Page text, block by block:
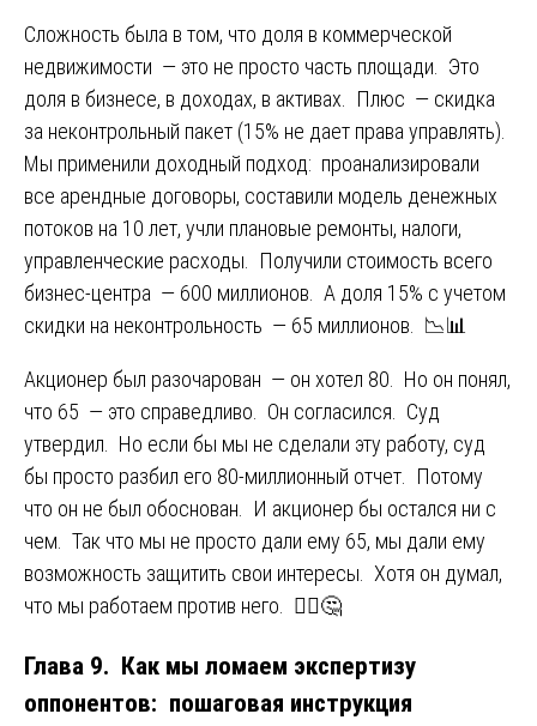
Сложность была в том, что доля в коммерческой
недвижимости — это не просто часть площади. Это
доля в бизнесе, в доходах, в активах. Плюс — скидка
за неконтрольный пакет (15% не дает права управлять).
Мы применили доходный подход: проанализировали
все арендные договоры, составили модель денежных
потоков на 10 лет, учли плановые ремонты, налоги,
управленческие расходы. Получили стоимость всего
бизнес-центра — 600 миллионов. А доля 15% с учетом
скидки на неконтрольность — 65 миллионов. 📉📊
Акционер был разочарован — он хотел 80. Но он понял,
что 65 — это справедливо. Он согласился. Суд
утвердил. Но если бы мы не сделали эту работу, суд
бы просто разбил его 80-миллионный отчет. Потому
что он не был обоснован. И акционер бы остался ни с
чем. Так что мы не просто дали ему 65, мы дали ему
возможность защитить свои интересы. Хотя он думал,
что мы работаем против него. 🤷‍♂️🤔
Глава 9. Как мы ломаем экспертизу
оппонентов: пошаговая инструкция